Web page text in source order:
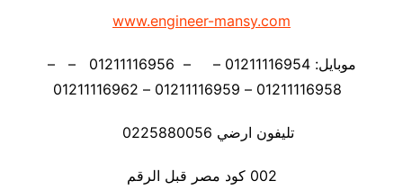
www.engineer-mansy.com
موبايل: 01211116954 – – 01211116956 – –
تليفون ارضي 0225880056
002 كود مصر قبل الرقم